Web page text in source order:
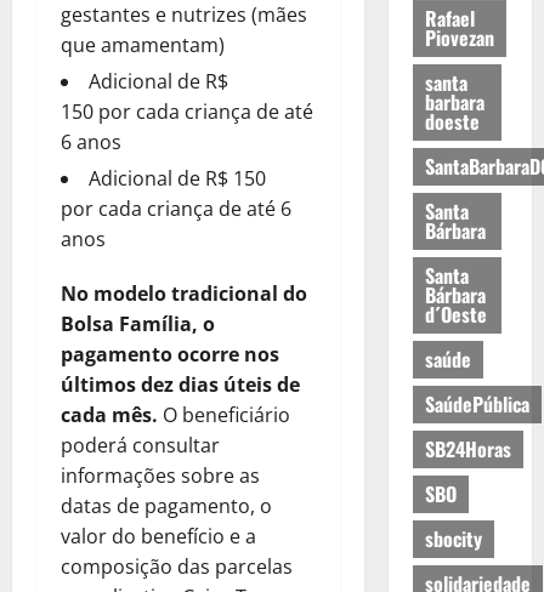
gestantes e nutrizes (mães
que amamentam)
Adicional de R$
150 por cada criança de até
6 anos
Adicional de R$ 150
por cada criança de até 6
anos
No modelo tradicional do
Bolsa Família, o
pagamento ocorre nos
últimos dez dias úteis de
cada mês. O beneficiário
poderá consultar
informações sobre as
datas de pagamento, o
valor do benefício e a
composição das parcelas
Rafael
Piovezan
santa
barbara
doeste
Santa
Bárbara
Santa
Bárbara
d´Oeste
saúde
SaúdePública
SB24Horas
SBO
sbocity
solidariedade